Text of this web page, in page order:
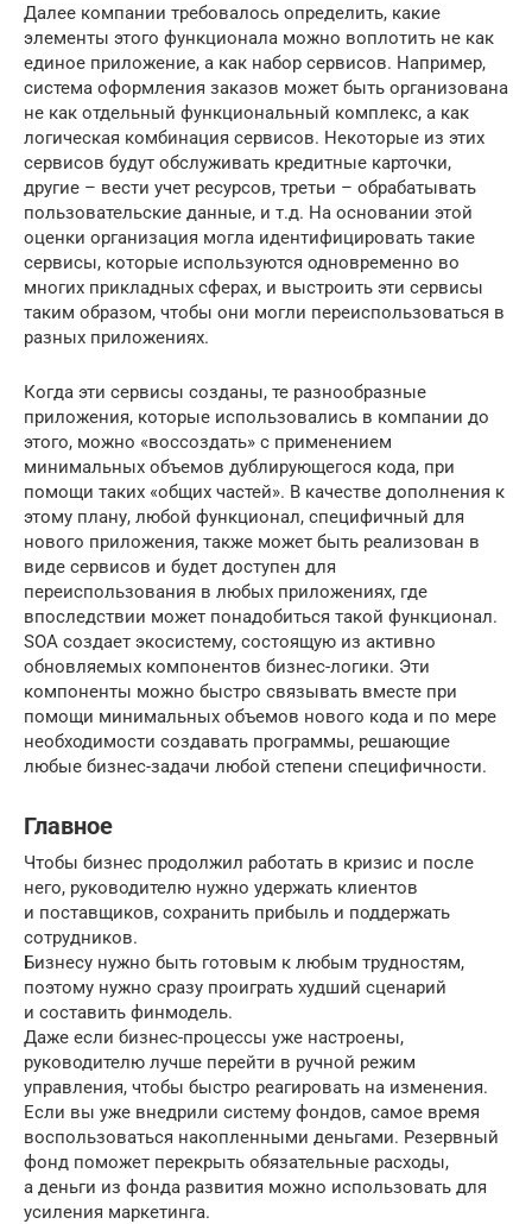
Далее компании требовалось определить, какие
элементы этого функционала можно воплотить не как
единое приложение, а как набор сервисов. Например,
система оформления заказов может быть организована
не как отдельный функциональный комплекс, а как
логическая комбинация сервисов. Некоторые из этих
сервисов будут обслуживать кредитные карточки,
другие – вести учет ресурсов, третьи – обрабатывать
пользовательские данные, и т.д. На основании этой
оценки организация могла идентифицировать такие
сервисы, которые используются одновременно во
многих прикладных сферах, и выстроить эти сервисы
таким образом, чтобы они могли переиспользоваться в
разных приложениях.
Когда эти сервисы созданы, те разнообразные
приложения, которые использовались в компании до
этого, можно «воссоздать» с применением
минимальных объемов дублирующегося кода, при
помощи таких «общих частей». В качестве дополнения к
этому плану, любой функционал, специфичный для
нового приложения, также может быть реализован в
виде сервисов и будет доступен для
переиспользования в любых приложениях, где
впоследствии может понадобиться такой функционал.
SOA создает экосистему, состоящую из активно
обновляемых компонентов бизнес-логики. Эти
компоненты можно быстро связывать вместе при
помощи минимальных объемов нового кода и по мере
необходимости создавать программы, решающие
любые бизнес-задачи любой степени специфичности.
Главное
Чтобы бизнес продолжил работать в кризис и после
него, руководителю нужно удержать клиентов
и поставщиков, сохранить прибыль и поддержать
сотрудников.
Бизнесу нужно быть готовым к любым трудностям,
поэтому нужно сразу проиграть худший сценарий
и составить финмодель.
Даже если бизнес-процессы уже настроены,
руководителю лучше перейти в ручной режим
управления, чтобы быстро реагировать на изменения.
Если вы уже внедрили систему фондов, самое время
воспользоваться накопленными деньгами. Резервный
фонд поможет перекрыть обязательные расходы,
а деньги из фонда развития можно использовать для
усиления маркетинга.